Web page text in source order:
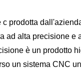
prodotta
ad alta precisione e
è un prodotto
un sistema CNC